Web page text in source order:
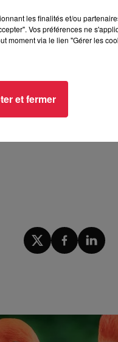
est dansla prévention,
temps, ce sera celui
cet accord entre les
allemande
les finalités et/ou
Vos préférences ne
moment via le lien "Gérer les
et fermer